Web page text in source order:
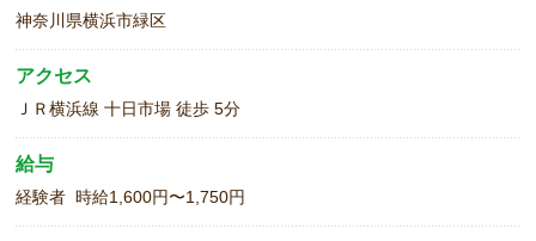
神奈川県横浜市緑区
アクセス
ＪＲ横浜線 十日市場 徒歩 5分
給与
経験者 時給1,600円〜1,750円